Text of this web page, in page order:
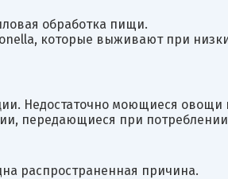
обработка пищи.
которые выживают при
Недостаточно моющиеся овощи
передающиеся при
распространенная причина.